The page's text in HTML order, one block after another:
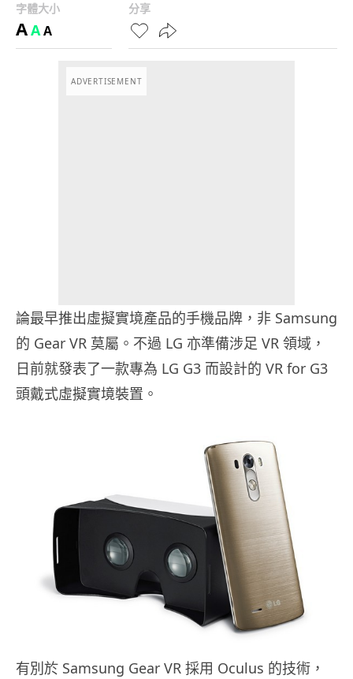
字體大小
AAA
分享
ADVERTISEMENT
論最早推出虛擬實境產品的手機品牌，非 Samsung
的 Gear VR 莫屬。不過 LG 亦準備涉足 VR 領域，
日前就發表了一款專為 LG G3 而設計的 VR for G3
頭戴式虛擬實境裝置。
有別於 Samsung Gear VR 採用 Oculus 的技術，